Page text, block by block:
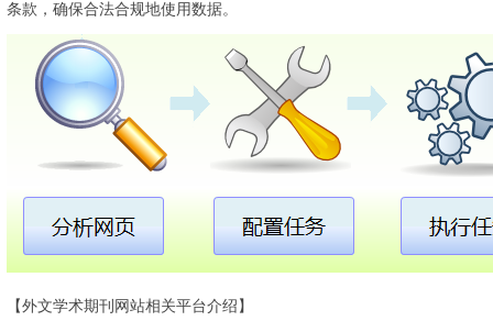
条款，确保合法合规地使用数据。
【外文学术期刊网站相关平台介绍‌】